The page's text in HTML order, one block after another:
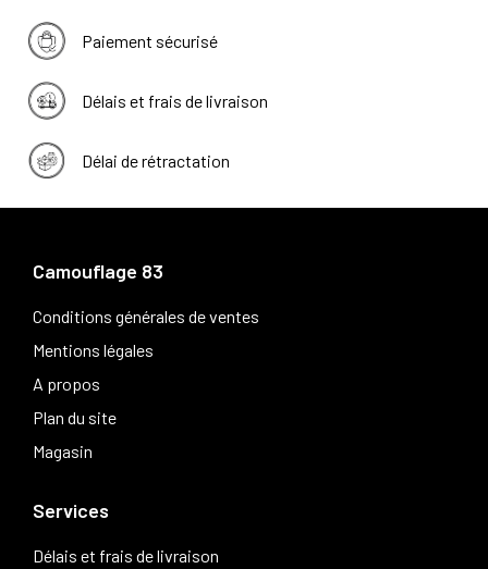
Paiement sécurisé
Délais et frais de livraison
Délai de rétractation
Camouflage 83
Conditions générales de ventes
Mentions légales
A propos
Plan du site
Magasin
Services
Délais et frais de livraison